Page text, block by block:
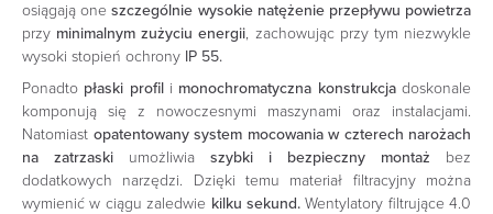
osiągają oneszczególnie wysokie natężenie przepływu powietrza
przy minimalnym zużyciu energii, zachowując przy tym niezwykle
wysoki stopień ochrony IP 55.
Ponadto płaski profili monochromatyczna konstrukcjadoskonale
komponują się z nowoczesnymi maszynami oraz instalacjami.
Natomiast opatentowany system mocowania w czterech narożach
na zatrzaski umożliwia szybki i bezpieczny montaż bez
dodatkowych narzędzi.
Dzięki temu materiał filtracyjny można
wymienić w ciągu zaledwie kilku sekund.Wentylatory filtrujące 4.0